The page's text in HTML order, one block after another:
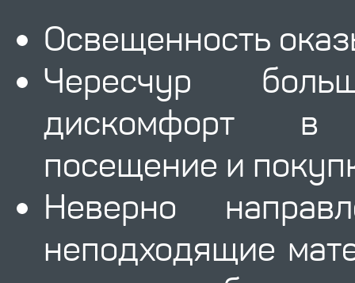
Освещенность
Чересчур
дискомфорт в
посещение и
Неверно
неподходящие